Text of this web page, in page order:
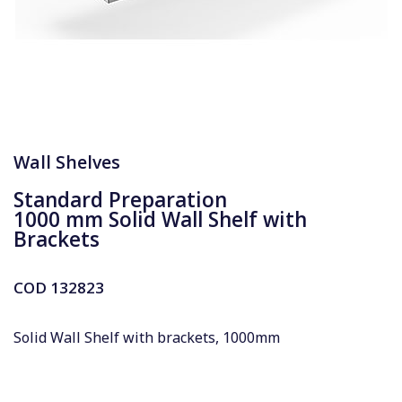
Wall Shelves
Standard Preparation
1000 mm Solid Wall Shelf with
Brackets
COD 132823
Solid Wall Shelf with brackets, 1000mm